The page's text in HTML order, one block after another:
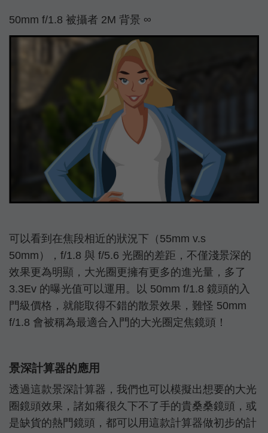
50mm f/1.8 被攝者 2M 背景 ∞
可以看到在焦段相近的狀況下（55mm v.s
50mm），f/1.8 與 f/5.6 光圈的差距，不僅淺景深的
效果更為明顯，大光圈更擁有更多的進光量，多了
3.3Ev 的曝光值可以運用。以 50mm f/1.8 鏡頭的入
門級價格，就能取得不錯的散景效果，難怪 50mm
f/1.8 會被稱為最適合入門的大光圈定焦鏡頭！
景深計算器的應用
透過這款景深計算器，我們也可以模擬出想要的大光
圈鏡頭效果，諸如癢很久下不了手的貴桑桑鏡頭，或
是缺貨的熱門鏡頭，都可以用這款計算器做初步的計